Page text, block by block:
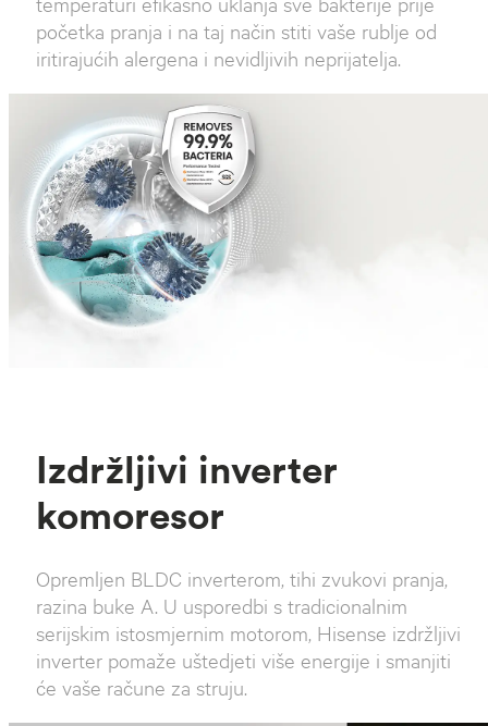
početka pranja i na taj način stiti vaše rublje od
iritirajućih alergena i nevidljivih neprijatelja.
Izdržljivi inverter
komoresor
Opremljen BLDC inverterom, tihi zvukovi pranja,
razina buke A. U usporedbi s tradicionalnim
serijskim istosmjernim motorom, Hisense izdržljivi
inverter pomaže uštedjeti više energije i smanjiti
će vaše račune za struju.